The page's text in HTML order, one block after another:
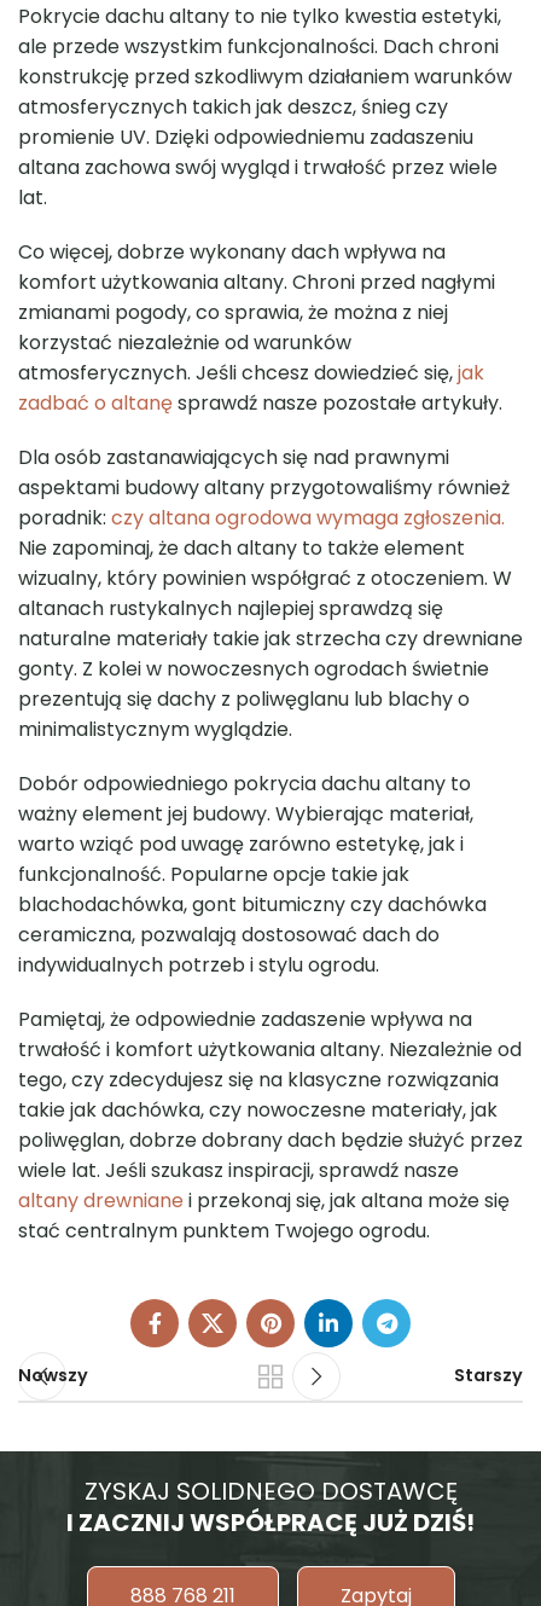
Pokrycie dachu altany to nie tylko kwestia estetyki,
ale przede wszystkim funkcjonalności. Dach chroni
konstrukcję przed szkodliwym działaniem warunków
atmosferycznych takich jak deszcz, śnieg czy
promienie UV. Dzięki odpowiedniemu zadaszeniu
altana zachowa swój wygląd i trwałość przez wiele
lat.
Co więcej, dobrze wykonany dach wpływa na
komfort użytkowania altany. Chroni przed nagłymi
zmianami pogody, co sprawia, że można z niej
korzystać niezależnie od warunków
atmosferycznych. Jeśli chcesz dowiedzieć się,jak
zadbać o altanęsprawdź nasze pozostałe artykuły.
Dla osób zastanawiających się nad prawnymi
aspektami budowy altany przygotowaliśmy również
poradnik: czy altana ogrodowa wymaga zgłoszenia.
Nie zapominaj, że dach altany to także element
wizualny, który powinien współgrać z otoczeniem. W
altanach rustykalnych najlepiej sprawdzą się
naturalne materiały takie jak strzecha czy drewniane
gonty. Z kolei w nowoczesnych ogrodach świetnie
prezentują się dachy z poliwęglanu lub blachy o
minimalistycznym wyglądzie.
Dobór odpowiedniego pokrycia dachu altany to
ważny element jej budowy. Wybierając materiał,
warto wziąć pod uwagę zarówno estetykę, jak i
funkcjonalność. Popularne opcje takie jak
blachodachówka, gont bitumiczny czy dachówka
ceramiczna, pozwalają dostosować dach do
indywidualnych potrzeb i stylu ogrodu.
Pamiętaj, że odpowiednie zadaszenie wpływa na
trwałość i komfort użytkowania altany. Niezależnie od
tego, czy zdecydujesz się na klasyczne rozwiązania
takie jak dachówka, czy nowoczesne materiały, jak
poliwęglan, dobrze dobrany dach będzie służyć przez
wiele lat. Jeśli szukasz inspiracji, sprawdź nasze
altany drewniane i przekonaj się, jak altana może się
stać centralnym punktem Twojego ogrodu.
Nowszy Starszy
ZYSKAJ SOLIDNEGO DOSTAWCĘ
I ZACZNIJ WSPÓŁPRACĘ JUŻ DZIŚ!
888 768 211 Zapytaj